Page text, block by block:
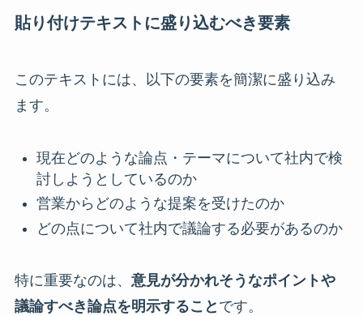
貼り付けテキストに盛り込むべき要素
このテキストには、以下の要素を簡潔に盛り込み
ます。
現在どのような論点・テーマについて社内で検
討しようとしているのか
営業からどのような提案を受けたのか
どの点について社内で議論する必要があるのか
特に重要なのは、 意見が分かれそうなポイントや
議論すべき論点を明示すること です。